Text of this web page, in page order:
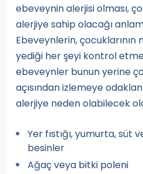
ebeveynin alerjisi olması,
alerjiye sahip olacağı
Ebeveynlerin, çocuklarının
yediği her şeyi kontrol
ebeveynler bunun yerine
açısından izlemeye
alerjiye neden olabilecek
Yer fıstığı, yumurta, süt
besinler
Ağaç veya bitki poleni